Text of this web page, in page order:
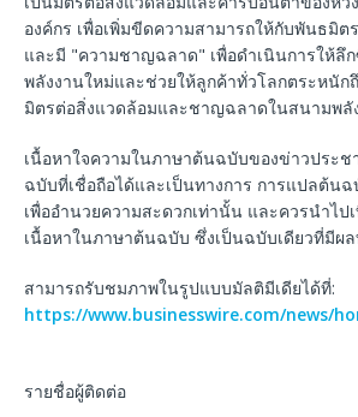
องค์กร เพื่อเพิ่มขีดความสามารถให้กับพันธมิ
และมี "ความชาญฉลาด" เพื่อดำเนินการให้ลึ
พลังงานใหม่และช่วยให้ลูกค้าทั่วโลกตระหนัก
มิตรต่อสิ่งแวดล้อมและชาญฉลาดในสนามพลั
เนื้อหาใจความในภาษาต้นฉบับของข่าวประ
ฉบับที่เชื่อถือได้และเป็นทางการ การแปลต้น
เพื่ออำนวยความสะดวกเท่านั้น และควรนำไปเ
เนื้อหาในภาษาต้นฉบับ ซึ่งเป็นฉบับเดียวที่มีผ
สามารถรับชมภาพในรูปแบบมัลติมีเดียได้ที่:
https://www.businesswire.com/news/
รายชื่อผู้ติดต่อ